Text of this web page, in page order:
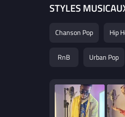
STYLES
Chanson Pop Hip
RnB Urban Pop